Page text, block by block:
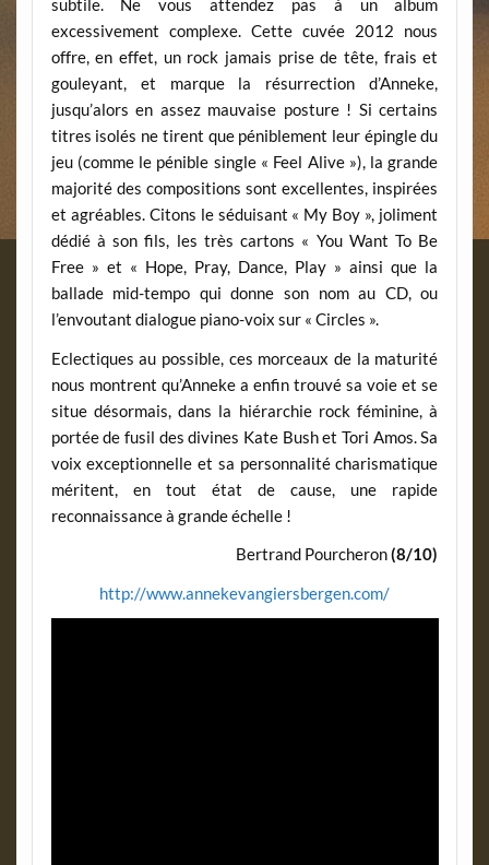
subtile. Ne vous attendez pas à un album
excessivement complexe. Cette cuvée 2012 nous
offre, en effet, un rock jamais prise de tête, frais et
gouleyant, et marque la résurrection d’Anneke,
jusqu’alors en assez mauvaise posture ! Si certains
titres isolés ne tirent que péniblement leur épingle du
jeu (comme le pénible single « Feel Alive »), la grande
majorité des compositions sont excellentes, inspirées
et agréables. Citons le séduisant « My Boy », joliment
dédié à son fils, les très cartons « You Want To Be
Free » et « Hope, Pray, Dance, Play » ainsi que la
ballade mid-tempo qui donne son nom au CD, ou
l’envoutant dialogue piano-voix sur « Circles ».
Eclectiques au possible, ces morceaux de la maturité
nous montrent qu’Anneke a enfin trouvé sa voie et se
situe désormais, dans la hiérarchie rock féminine, à
portée de fusil des divines Kate Bush et Tori Amos. Sa
voix exceptionnelle et sa personnalité charismatique
méritent, en tout état de cause, une rapide
reconnaissance à grande échelle !
Bertrand Pourcheron(8/10)
http://www.annekevangiersbergen.com/